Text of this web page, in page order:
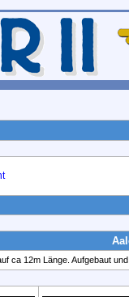
ca 12m Länge. Aufgebaut